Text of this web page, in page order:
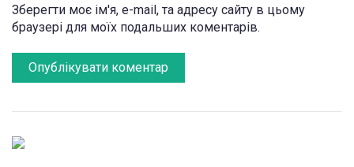
Зберегти моє ім'я, e-mail, та адресу сайту в цьому
браузері для моїх подальших коментарів.